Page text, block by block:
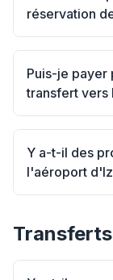
réservation
Puis-je payer
transfert vers
Y a-t-il des
l'aéroport